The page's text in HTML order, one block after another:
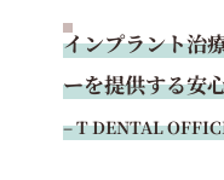
インプラント治
ーを提供する安
– T DENTAL